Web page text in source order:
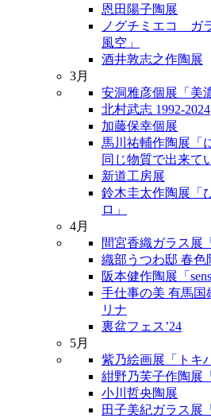
恩田陽子陶展
ノグチミエコ ガ
風空」
酒井敦志之作陶展
3月
安洞雅彦個展「美
北村武志 1992-2024
加藤保幸個展
馬川祐輔作陶展「
同じ物質で出来て
新道工房展
鈴木圭太作陶展「
ロ」
4月
間宮香織ガラス展
織部うつわ邸 春色
阪本健作陶展「
手仕事の美 有馬国
リナ
裏盆フェス’24
5月
紫乃絵画展「トキ
紺野乃芙子作陶展
小川哲央陶展
田子美紀ガラス展